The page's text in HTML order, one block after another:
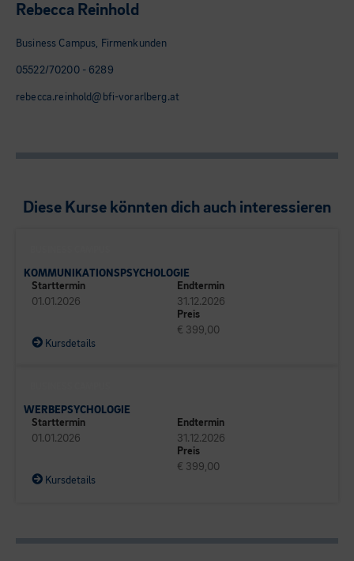
Rebecca Reinhold
Business Campus, Firmenkunden
05522/70200 - 6289
rebecca.reinhold@bfi-vorarlberg.at
Diese Kurse könnten dich auch interessieren
KOMMUNIKATIONSPSYCHOLOGIE
Starttermin
01.01.2026
Endtermin
31.12.2026
Preis
€ 399,00
Kursdetails
WERBEPSYCHOLOGIE
Starttermin
01.01.2026
Endtermin
31.12.2026
Preis
€ 399,00
Kursdetails